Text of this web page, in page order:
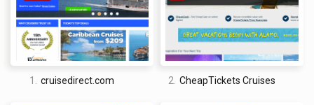
esto es para el sitio web en general e incluye opiniones y
calificaciones para reservas de hoteles, vuelos, alquiler de
coches, etc., además de cruceros. Algunas de las quejas
relacionadas con cruceros que encontramos incluyen lo
siguiente:
1. cruisedirect.com 2. CheapTickets Cruises